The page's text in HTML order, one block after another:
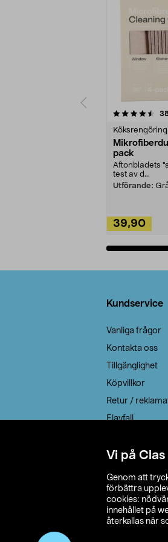
Vi på
Genom att
förbättra
cookies:
innehållet på
återkallas när
pack
Aftonbladets
test av d...
Utförande:
39,90
Kundservice
Vanliga frågor
Kontakta oss
Tillgänglighet
Köpvillkor
Retur /
Elavfall